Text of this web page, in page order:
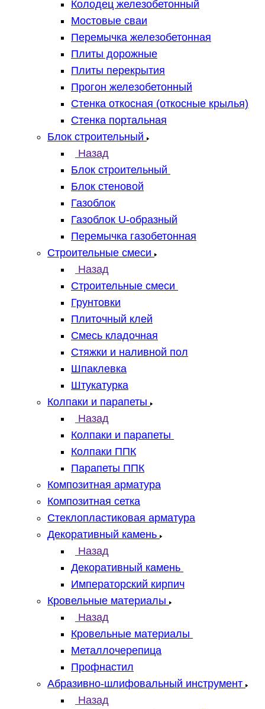
Колодец железобетонный
Мостовые сваи
Перемычка железобетонная
Плиты дорожные
Плиты перекрытия
Прогон железобетонный
Стенка откосная (откосные крылья)
Стенка портальная
Блок строительный
Назад
Блок строительный
Блок стеновой
Газоблок
Газоблок U-образный
Перемычка газобетонная
Строительные смеси
Назад
Строительные смеси
Грунтовки
Плиточный клей
Смесь кладочная
Стяжки и наливной пол
Шпаклевка
Штукатурка
Колпаки и парапеты
Назад
Колпаки и парапеты
Колпаки ППК
Парапеты ППК
Композитная арматура
Композитная сетка
Стеклопластиковая арматура
Декоративный камень
Назад
Декоративный камень
Императорский кирпич
Кровельные материалы
Назад
Кровельные материалы
Металлочерепица
Профнастил
Абразивно-шлифовальный инструмент
Назад